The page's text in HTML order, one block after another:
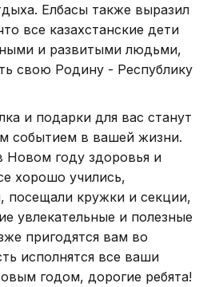
Елбасы также выразил
все казахстанские дети
и развитыми людьми,
свою Родину - Республику
и подарки для вас станут
событием в вашей жизни.
Новом году здоровья и
хорошо учились,
посещали кружки и секции,
увлекательные и полезные
пригодятся вам во
исполнятся все ваши
годом, дорогие ребята!